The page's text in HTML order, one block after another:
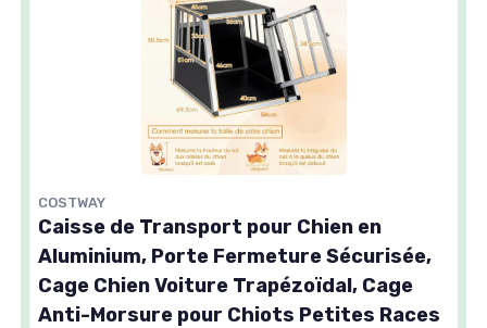
COSTWAY
Caisse de Transport pour Chien en
Aluminium, Porte Fermeture Sécurisée,
Cage Chien Voiture Trapézoïdal, Cage
Anti-Morsure pour Chiots Petites Races